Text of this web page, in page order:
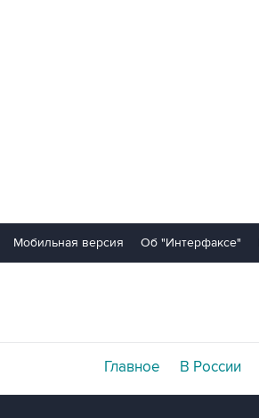
Мобильная версия Об "Интерфаксе"
Главное В России